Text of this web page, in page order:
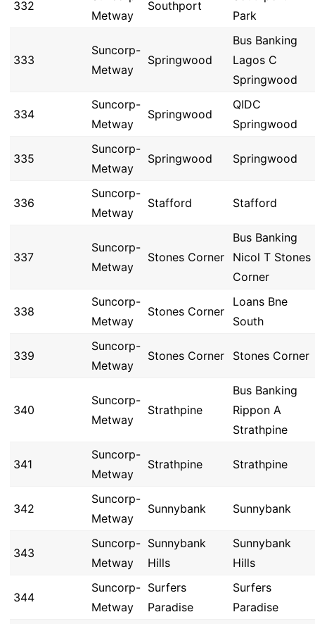
332
Metway
Southport
Park
333
Suncorp-
Metway
Springwood
Bus Banking
Lagos C
Springwood
334
Suncorp-
Metway
Springwood
QIDC
Springwood
335
Suncorp-
Metway
Springwood Springwood
336
Suncorp-
Metway
Stafford Stafford
337
Suncorp-
Metway
Stones Corner
Bus Banking
Nicol T Stones
Corner
338
Suncorp-
Metway
Stones Corner
Loans Bne
South
339
Suncorp-
Metway
Stones Corner Stones Corner
340
Suncorp-
Metway
Strathpine
Bus Banking
Rippon A
Strathpine
341
Suncorp-
Metway
Strathpine Strathpine
342
Suncorp-
Metway
Sunnybank Sunnybank
343
Suncorp-
Metway
Sunnybank
Hills
Sunnybank
Hills
344
Suncorp-
Metway
Surfers
Paradise
Surfers
Paradise